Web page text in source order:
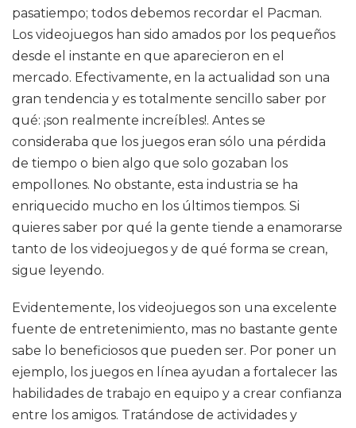
pasatiempo; todos debemos recordar el Pacman.
Los videojuegos han sido amados por los pequeños
desde el instante en que aparecieron en el
mercado. Efectivamente, en la actualidad son una
gran tendencia y es totalmente sencillo saber por
qué: ¡son realmente increíbles!. Antes se
consideraba que los juegos eran sólo una pérdida
de tiempo o bien algo que solo gozaban los
empollones. No obstante, esta industria se ha
enriquecido mucho en los últimos tiempos. Si
quieres saber por qué la gente tiende a enamorarse
tanto de los videojuegos y de qué forma se crean,
sigue leyendo.
Evidentemente, los videojuegos son una excelente
fuente de entretenimiento, mas no bastante gente
sabe lo beneficiosos que pueden ser. Por poner un
ejemplo, los juegos en línea ayudan a fortalecer las
habilidades de trabajo en equipo y a crear confianza
entre los amigos. Tratándose de actividades y